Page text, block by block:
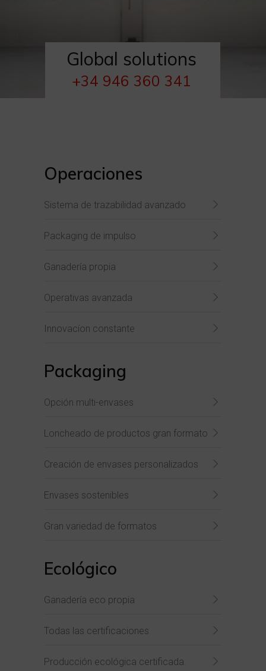
+34 946 360 341
Global solutions
Operaciones
Sistema de trazabilidad avanzado
Packaging de impulso
Ganadería propia
Operativas avanzada
Innovacíon constante
Packaging
Opción multi-envases
Loncheado de productos gran formato
Creación de envases personalizados
Envases sostenibles
Gran variedad de formatos
Ecológico
Ganadería eco propia
Todas las certificaciones
Producción ecológica certificada.